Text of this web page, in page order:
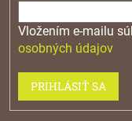
Vložením e-mailu
osobných údajov
PRIHLÁSIŤ SA